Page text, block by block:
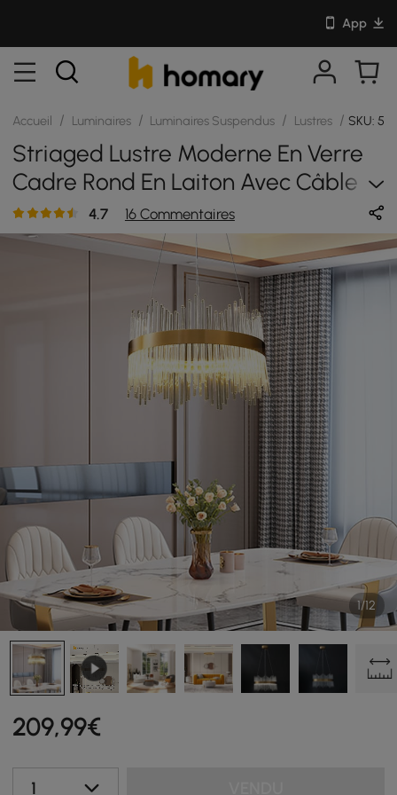
App
Accueil / Luminaires / Luminaires Suspendus / Lustres / SKU:
Striaged Lustre Moderne En Verre
Cadre Rond En Laiton Avec Câble
Réglable
4.7 16 Commentaires
1/12
209,99€
1